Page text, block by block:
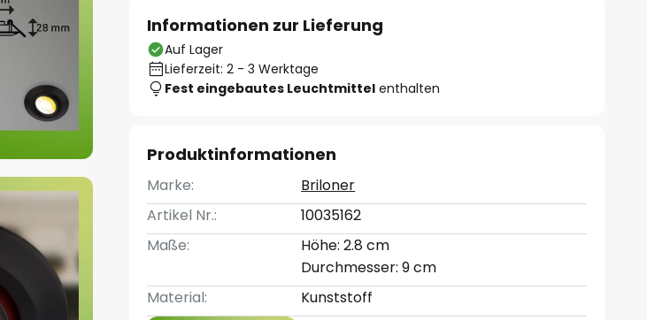
Informationen zur Lieferung
Auf Lager
Lieferzeit: 2 - 3 Werktage
Fest eingebautes Leuchtmittel enthalten
Produktinformationen
Marke:
Briloner
Artikel Nr.:
10035162
Maße:
Höhe: 2.8 cm
Durchmesser: 9 cm
Material:
Kunststoff